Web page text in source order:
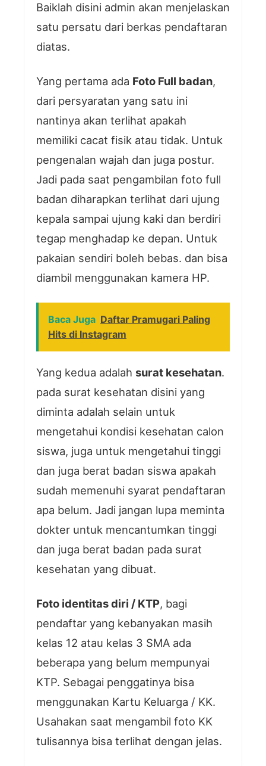
Baiklah disini admin akan menjelaskan
satu persatu dari berkas pendaftaran
diatas.
Yang pertama ada Foto Full badan,
dari persyaratan yang satu ini
nantinya akan terlihat apakah
memiliki cacat fisik atau tidak. Untuk
pengenalan wajah dan juga postur.
Jadi pada saat pengambilan foto full
badan diharapkan terlihat dari ujung
kepala sampai ujung kaki dan berdiri
tegap menghadap ke depan. Untuk
pakaian sendiri boleh bebas. dan bisa
diambil menggunakan kamera HP.
Baca Juga Daftar Pramugari Paling
Hits di Instagram
Yang kedua adalah surat kesehatan.
pada surat kesehatan disini yang
diminta adalah selain untuk
mengetahui kondisi kesehatan calon
siswa, juga untuk mengetahui tinggi
dan juga berat badan siswa apakah
sudah memenuhi syarat pendaftaran
apa belum. Jadi jangan lupa meminta
dokter untuk mencantumkan tinggi
dan juga berat badan pada surat
kesehatan yang dibuat.
Foto identitas diri / KTP, bagi
pendaftar yang kebanyakan masih
kelas 12 atau kelas 3 SMA ada
beberapa yang belum mempunyai
KTP. Sebagai penggatinya bisa
menggunakan Kartu Keluarga / KK.
Usahakan saat mengambil foto KK
tulisannya bisa terlihat dengan jelas.